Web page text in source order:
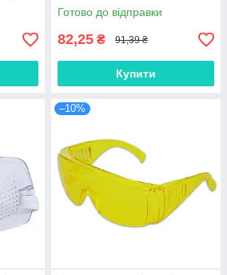
Готово до відправки
82,25 ₴ 91,39 ₴
Купити
–10%